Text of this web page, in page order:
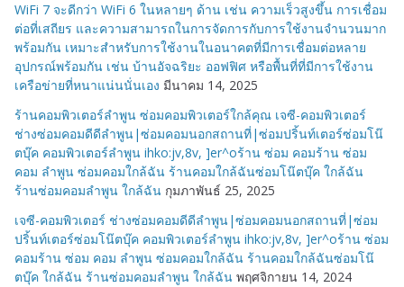
WiFi 7 จะดีกว่า WiFi 6 ในหลายๆ ด้าน เช่น ความเร็วสูงขึ้น การเชื่อม
ต่อที่เสถียร และความสามารถในการจัดการกับการใช้งานจำนวนมาก
พร้อมกัน เหมาะสำหรับการใช้งานในอนาคตที่มีการเชื่อมต่อหลาย
อุปกรณ์พร้อมกัน เช่น บ้านอัจฉริยะ ออฟฟิศ หรือพื้นที่ที่มีการใช้งาน
เครือข่ายที่หนาแน่นนั่นเอง มีนาคม 14, 2025
ร้านคอมพิวเตอร์ลำพูน ซ่อมคอมพิวเตอร์ใกล้คุณ เจซี-คอมพิวเตอร์
ช่างซ่อมคอมดีดีลำพูน|ซ่อมคอมนอกสถานที่|ซ่อมปริ้นท์เตอร์ซ่อมโน๊
ตบุ๊ค คอมพิวเตอร์ลำพูน ihko:jv,8v, ]er^oร้าน ซ่อม คอมร้าน ซ่อม
คอม ลำพูน ซ่อมคอมใกล้ฉัน ร้านคอมใกล้ฉันซ่อมโน๊ตบุ๊ค ใกล้ฉัน
ร้านซ่อมคอมลำพูน ใกล้ฉัน กุมภาพันธ์ 25, 2025
เจซี-คอมพิวเตอร์ ช่างซ่อมคอมดีดีลำพูน|ซ่อมคอมนอกสถานที่|ซ่อม
ปริ้นท์เตอร์ซ่อมโน๊ตบุ๊ค คอมพิวเตอร์ลำพูน ihko:jv,8v, ]er^oร้าน ซ่อม
คอมร้าน ซ่อม คอม ลำพูน ซ่อมคอมใกล้ฉัน ร้านคอมใกล้ฉันซ่อมโน๊
ตบุ๊ค ใกล้ฉัน ร้านซ่อมคอมลำพูน ใกล้ฉัน พฤศจิกายน 14, 2024